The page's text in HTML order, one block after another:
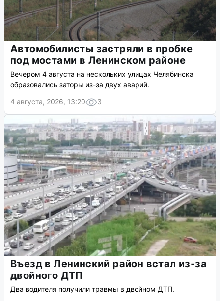
Автомобилисты застряли в пробке
под мостами в Ленинском районе
Вечером 4 августа на нескольких улицах Челябинска
образовались заторы из-за двух аварий.
4 августа, 2026, 13:20
3
Въезд в Ленинский район встал из-за
двойного ДТП
Два водителя получили травмы в двойном ДТП.